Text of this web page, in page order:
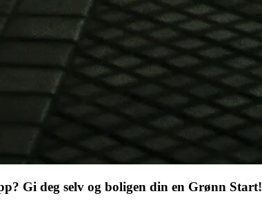
Gi deg selv og boligen din en Grønn Start!